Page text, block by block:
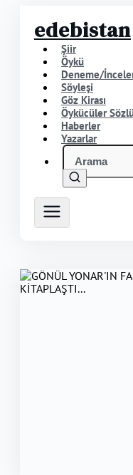
edebistan
Şiir
Öykü
Deneme/
Söyleşi
Göz Kirası
Öykücüler
Haberler
Yazarlar